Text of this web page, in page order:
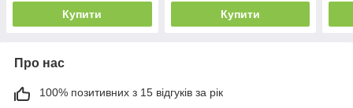
Купити Купити
Про нас
100% позитивних з 15 відгуків за рік